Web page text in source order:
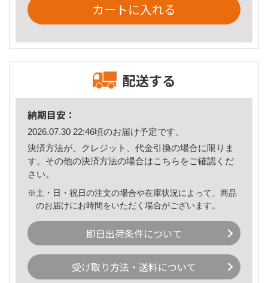
カートに入れる
配送する
納期目安：
2026.07.30 22:46頃のお届け予定です。
決済方法が、クレジット、代金引換の場合に限りま
す。その他の決済方法の場合はこちら をご確認くだ
さい。
※土・日・祝日の注文の場合や在庫状況によって、商品
のお届けにお時間をいただく場合がございます。
即日出荷条件について
受け取り方法・送料について